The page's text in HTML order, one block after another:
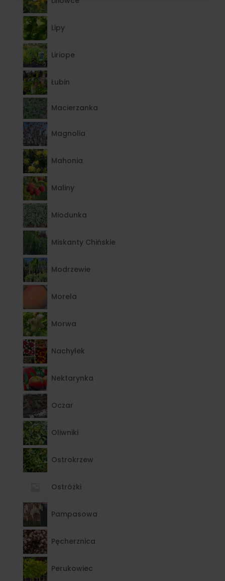
Lipy
Liriope
Łubin
Macierzanka
Magnolia
Mahonia
Maliny
Miodunka
Miskanty Chińskie
Modrzewie
Morela
Morwa
Nachyłek
Nektarynka
Oczar
Oliwniki
Ostrokrzew
Ostróżki
Pampasowa
Pęcherznica
Perukowiec